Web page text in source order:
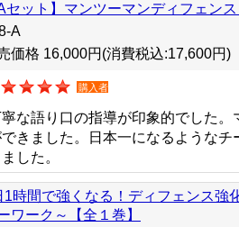
Aセット】マンツーマンディフェン
A
価格 16,000円 (消費税込:17,600円)
購入者
な語り口の指導が印象的でした
きました。日本一になるような
した。
1時間で強くなる！ディフェンス強
ワーク～【全１巻】